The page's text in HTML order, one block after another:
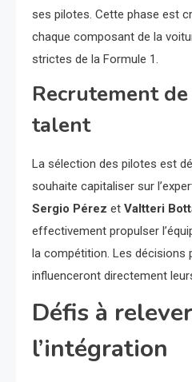
ses pilotes. Cette phase est
chaque composant de la
strictes de la Formule 1.
Recrutement
talent
La sélection des pilotes est
souhaite capitaliser sur
Sergio Pérez et Valtteri
effectivement propulser
la compétition. Les décisions
influenceront directement
Défis à
l’intégration